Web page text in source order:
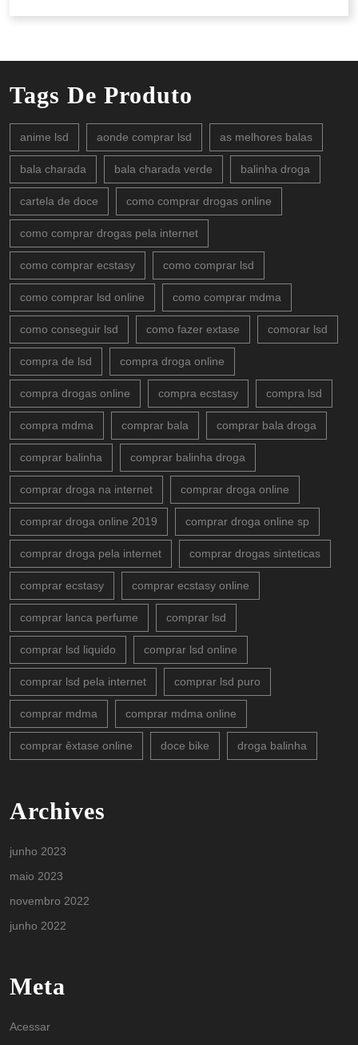
Tags De Produto
anime lsd aonde comprar lsd as melhores balas
bala charada bala charada verde balinha droga
cartela de doce como comprar drogas online
como comprar drogas pela internet
como comprar ecstasy como comprar lsd
como comprar lsd online como comprar mdma
como conseguir lsd como fazer extase comorar lsd
compra de lsd compra droga online
compra drogas online compra ecstasy compra lsd
compra mdma comprar bala comprar bala droga
comprar balinha comprar balinha droga
comprar droga na internet comprar droga online
comprar droga online 2019 comprar droga online sp
comprar droga pela internet comprar drogas sinteticas
comprar ecstasy comprar ecstasy online
comprar lanca perfume comprar lsd
comprar lsd liquido comprar lsd online
comprar lsd pela internet comprar lsd puro
comprar mdma comprar mdma online
comprar êxtase online doce bike droga balinha
Archives
junho 2023
maio 2023
novembro 2022
junho 2022
Meta
Acessar